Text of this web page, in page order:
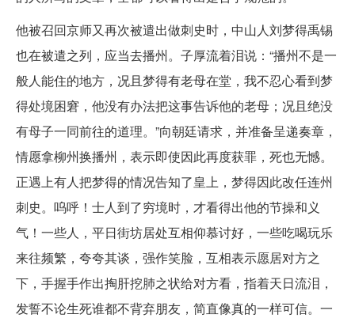
他被召回京师又再次被遣出做刺史时，中山人刘梦得禹锡
也在被遣之列，应当去播州。子厚流着泪说：“播州不是一
般人能住的地方，况且梦得有老母在堂，我不忍心看到梦
得处境困窘，他没有办法把这事告诉他的老母；况且绝没
有母子一同前往的道理。”向朝廷请求，并准备呈递奏章，
情愿拿柳州换播州，表示即使因此再度获罪，死也无憾。
正遇上有人把梦得的情况告知了皇上，梦得因此改任连州
刺史。呜呼！士人到了穷境时，才看得出他的节操和义
气！一些人，平日街坊居处互相仰慕讨好，一些吃喝玩乐
来往频繁，夸夸其谈，强作笑脸，互相表示愿居对方之
下，手握手作出掏肝挖肺之状给对方看，指着天日流泪，
发誓不论生死谁都不背弃朋友，简直像真的一样可信。一